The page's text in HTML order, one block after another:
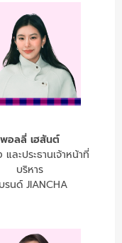
พอลลี่ เฮสันต์
ละประธานเจ้าหน้าที่
บริหาร
รนด์ JIANCHA